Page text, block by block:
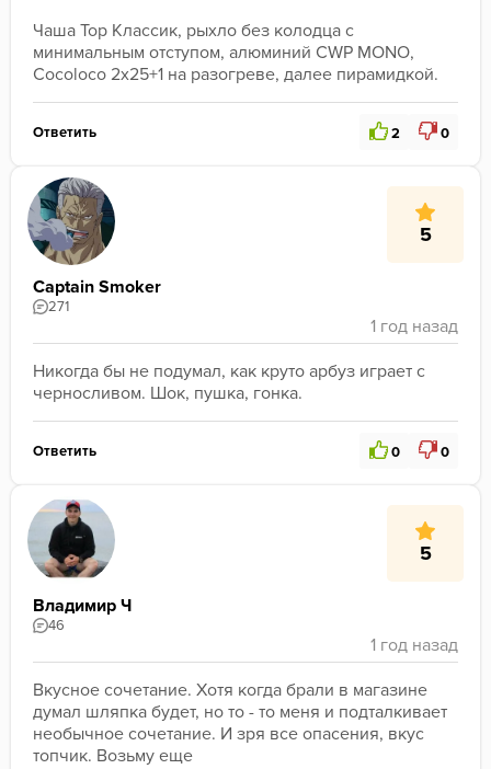
Чаша Тор Классик, рыхло без колодца с
минимальным отступом, алюминий CWP MONO,
Cocoloco 2х25+1 на разогреве, далее пирамидкой.
Ответить 2 0
5
Captain Smoker
271
Никогда бы не подумал, как круто арбуз играет с
черносливом. Шок, пушка, гонка.
Ответить 0 0
5
Владимир Ч
46
Вкусное сочетание. Хотя когда брали в магазине
думал шляпка будет, но то - то меня и подталкивает
необычное сочетание. И зря все опасения, вкус
топчик. Возьму еще